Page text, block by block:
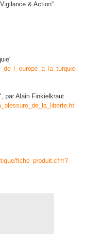
& Action"
par Alain Finkielkraut
fiche_produit.cfm?